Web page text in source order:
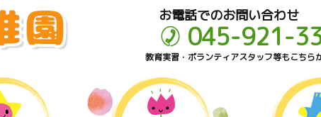
お電話でのお問い合わせ
045-921-
教育実習・ボランティアスタッフ等もこちら